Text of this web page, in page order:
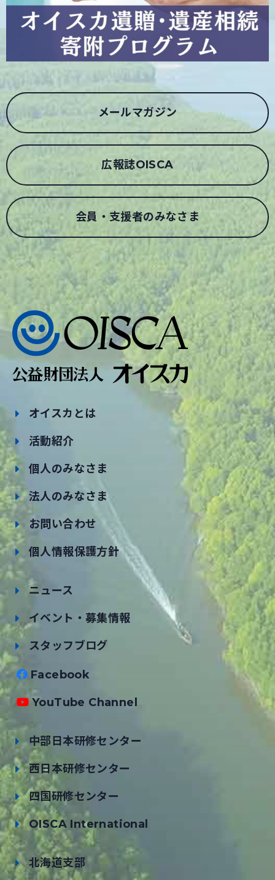
メールマガジン
広報誌OISCA
会員・支援者のみなさま
オイスカとは
活動紹介
個人のみなさま
法人のみなさま
お問い合わせ
個人情報保護方針
ニュース
イベント・募集情報
スタッフブログ
Facebook
YouTube Channel
中部日本研修センター
西日本研修センター
四国研修センター
OISCA International
北海道支部